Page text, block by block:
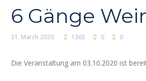
6 Gänge
31. March 2020 1365 0 0
Die Veranstaltung am 03.10.2020 ist